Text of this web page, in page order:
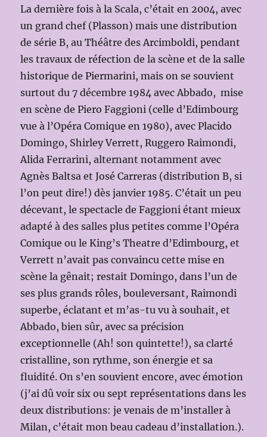
La dernière fois à la Scala, c’était en 2004, avec
un grand chef (Plasson) mais une distribution
de série B, au Théâtre des Arcimboldi, pendant
les travaux de réfection de la scène et de la salle
historique de Piermarini, mais on se souvient
surtout du 7 décembre 1984 avec Abbado, mise
en scène de Piero Faggioni (celle d’Edimbourg
vue à l’Opéra Comique en 1980), avec Placido
Domingo, Shirley Verrett, Ruggero Raimondi,
Alida Ferrarini, alternant notamment avec
Agnès Baltsa et José Carreras (distribution B, si
l’on peut dire!) dès janvier 1985. C’était un peu
décevant, le spectacle de Faggioni étant mieux
adapté à des salles plus petites comme l’Opéra
Comique ou le King’s Theatre d’Edimbourg, et
Verrett n’avait pas convaincu cette mise en
scène la gênait; restait Domingo, dans l’un de
ses plus grands rôles, bouleversant, Raimondi
superbe, éclatant et m’as-tu vu à souhait, et
Abbado, bien sûr, avec sa précision
exceptionnelle (Ah! son quintette!), sa clarté
cristalline, son rythme, son énergie et sa
fluidité. On s’en souvient encore, avec émotion
(j’ai dû voir six ou sept représentations dans les
deux distributions: je venais de m’installer à
Milan, c’était mon beau cadeau d’installation.).